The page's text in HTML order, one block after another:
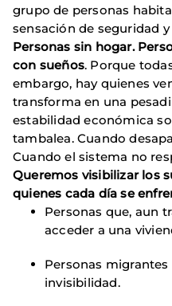
grupo de personas
sensación de seguridad
Personas sin hogar.
con sueños. Porque
embargo, hay quienes
transforma en una
estabilidad económica
tambalea. Cuando
Cuando el sistema no
Queremos visibilizar los
quienes cada día se
Personas que, aun
acceder a una
Personas migrantes
invisibilidad.